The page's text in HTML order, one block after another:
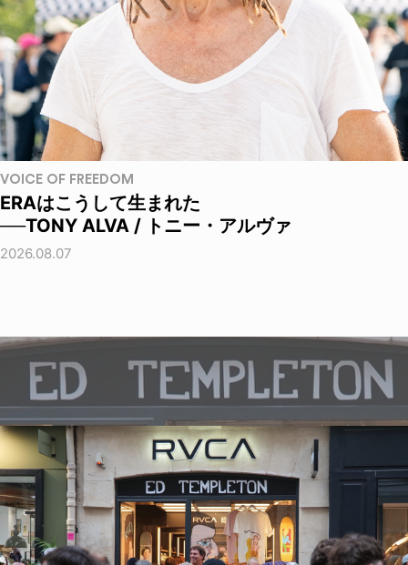
VOICE OF FREEDOM
ERAはこうして生まれた
──TONY ALVA / トニー・アルヴァ
2026.08.07